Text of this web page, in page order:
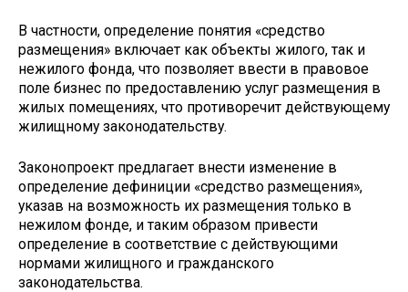
В частности, определение понятия «средство
размещения» включает как объекты жилого, так и
нежилого фонда, что позволяет ввести в правовое
поле бизнес по предоставлению услуг размещения в
жилых помещениях, что противоречит действующему
жилищному законодательству.
Законопроект предлагает внести изменение в
определение дефиниции «средство размещения»,
указав на возможность их размещения только в
нежилом фонде, и таким образом привести
определение в соответствие с действующими
нормами жилищного и гражданского
законодательства.